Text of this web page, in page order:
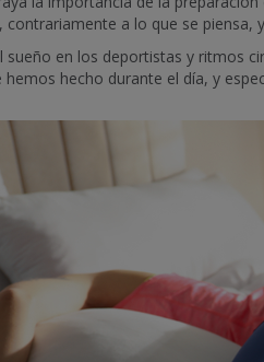
a lo que se piensa,
sueño en los deportistas y ritmos
hemos hecho durante el día, y